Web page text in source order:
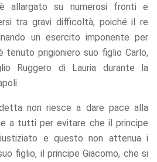
allargato su numerosi fronti e
tra gravi difficoltà, poiché il re
un esercito imponente per
tenuto prigioniero suo figlio Carlo,
Ruggero di Lauria durante la
non riesce a dare pace alla
a tutti per evitare che il principe
e questo non attenua i
figlio, il principe Giacomo, che si